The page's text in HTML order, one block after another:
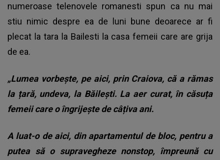
numeroase telenovele romanesti spun ca nu mai
stiu nimic despre ea de luni bune deoarece ar fi
plecat la tara la Bailesti la casa femeii care are grija
de ea.
„Lumea vorbește, pe aici, prin Craiova, că a rămas
la țară, undeva, la Băilești. La aer curat, în căsuța
femeii care o îngrijește de câțiva ani.
A luat-o de aici, din apartamentul de bloc, pentru a
putea să o supravegheze nonstop, împreună cu